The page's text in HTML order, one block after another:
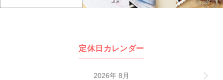
定休日カレンダー
2026年 8月